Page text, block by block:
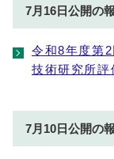
7月16日公開の
令和8年度第
技術研究所評
7月10日公開の